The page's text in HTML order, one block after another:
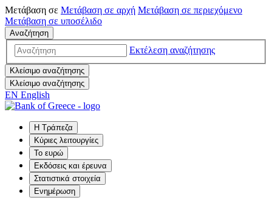
Μετάβαση σε Μετάβαση σε αρχή Μετάβαση σε περιεχόμενο
Μετάβαση σε υποσέλιδο
Αναζήτηση
Εκτέλεση αναζήτησης
Κλείσιμο αναζήτησης
Κλείσιμο αναζήτησης
EN English
Η Τράπεζα
Κύριες λειτουργίες
Το ευρώ
Εκδόσεις και έρευνα
Στατιστικά στοιχεία
Ενημέρωση